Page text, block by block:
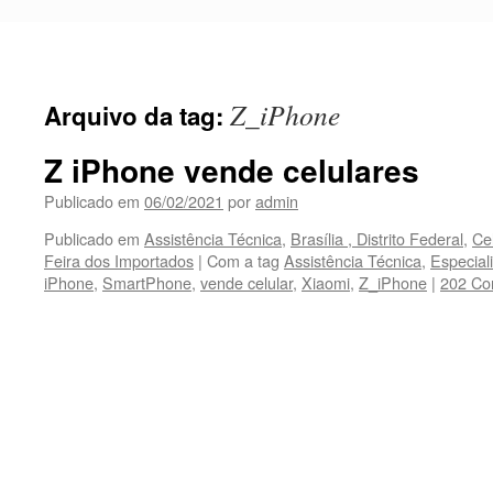
Arquivo da tag: Z_iPhone
Z iPhone vende celulares
Publicado em 06/02/2021 poradmin
Publicado em Assistência Técnica, Brasília , Distrito Federal,
Feira dos Importados | Com a tag Assistência Técnica,
iPhone, SmartPhone, vende celular, Xiaomi, Z_iPhone | 202